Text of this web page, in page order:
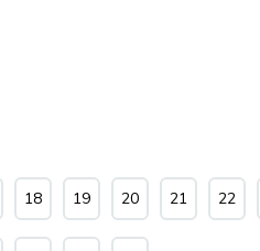
18 19 20 21 22